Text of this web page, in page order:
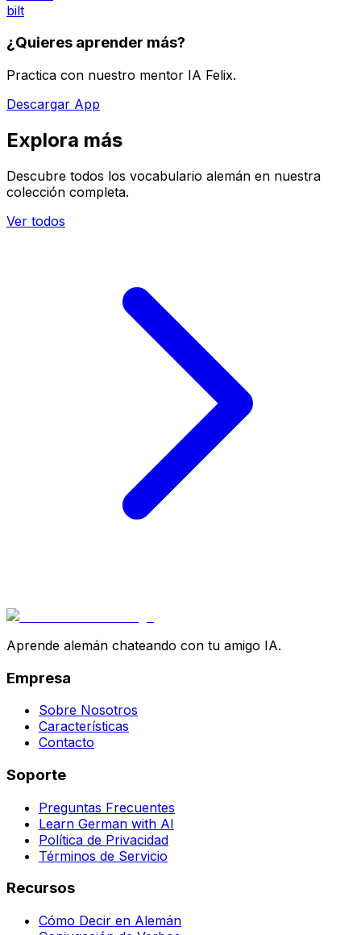
bilt
¿Quieres aprender más?
Practica con nuestro mentor IA Felix.
Descargar App
Explora más
Descubre todos los vocabulario alemán en nuestra
colección completa.
Ver todos
Aprende alemán chateando con tu amigo IA.
Empresa
Sobre Nosotros
Características
Contacto
Soporte
Preguntas Frecuentes
Learn German with AI
Política de Privacidad
Términos de Servicio
Recursos
Cómo Decir en Alemán